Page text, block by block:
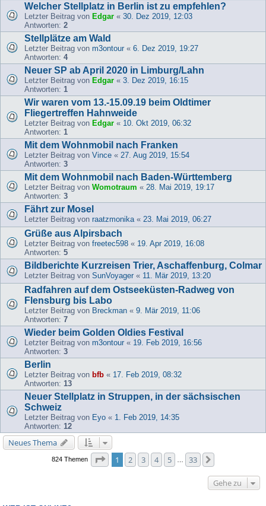
Welcher Stellplatz in Berlin ist zu empfehlen?
Letzter Beitrag von Edgar « 30. Dez 2019, 12:03
Antworten: 2
Stellplätze am Wald
Letzter Beitrag von m3ontour « 6. Dez 2019, 19:27
Antworten: 4
Neuer SP ab April 2020 in Limburg/Lahn
Letzter Beitrag von Edgar « 3. Dez 2019, 16:15
Antworten: 1
Wir waren vom 13.-15.09.19 beim Oldtimer
Fliegertreffen Hahnweide
Letzter Beitrag von Edgar « 10. Okt 2019, 06:32
Antworten: 1
Mit dem Wohnmobil nach Franken
Letzter Beitrag von Vince « 27. Aug 2019, 15:54
Antworten: 3
Mit dem Wohnmobil nach Baden-Württemberg
Letzter Beitrag von Womotraum « 28. Mai 2019, 19:17
Antworten: 3
Fährt zur Mosel
Letzter Beitrag von raatzmonika « 23. Mai 2019, 06:27
Grüße aus Alpirsbach
Letzter Beitrag von freetec598 « 19. Apr 2019, 16:08
Antworten: 5
Bildberichte Kurzreisen Trier, Aschaffenburg, Colmar
Letzter Beitrag von SunVoyager « 11. Mär 2019, 13:20
Radfahren auf dem Ostseeküsten-Radweg von
Flensburg bis Labo
Letzter Beitrag von Breckman « 9. Mär 2019, 11:06
Antworten: 7
Wieder beim Golden Oldies Festival
Letzter Beitrag von m3ontour « 19. Feb 2019, 16:56
Antworten: 3
Berlin
Letzter Beitrag von bfb « 17. Feb 2019, 08:32
Antworten: 13
Neuer Stellplatz in Struppen, in der sächsischen
Schweiz
Letzter Beitrag von Eyo « 1. Feb 2019, 14:35
Antworten: 12
Neues Thema
824 Themen Seite von
1 2 3 4 5 33
Gehe zu